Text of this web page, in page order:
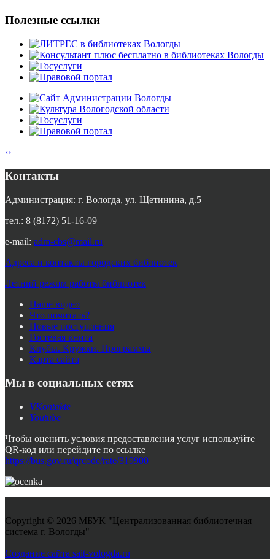
Полезные ссылки
‹›
Контакты
Администрация: г. Вологда, ул. Щетинина, д.5
тел.: 8 (8172) 51-16-09
e-mail: adm-cbs@mail.ru
Адреса и контакты городских библиотек
Летний режим работы библиотек
Наше видео
Что почитать?
Новые поступления
Гостевая книга
Клубы. Кружки. Программы
Карта сайта
Мы в социальных сетях
VKontakte
Youtube
Чтобы оценить условия предоставления услуг используйте
QR-код или перейдите по ссылке
https://bus.gov.ru/qrcode/rate/319900
Copyright © 2026 МБУК "Централизованная библиотечная
система г. Вологды"
Создание сайта sait-vologda.ru